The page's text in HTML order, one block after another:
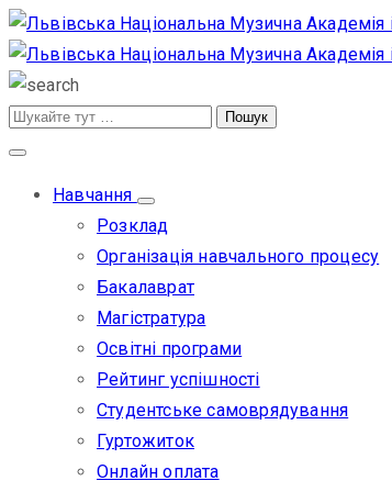
Навчання
Розклад
Організація навчального процесу
Бакалаврат
Магістратура
Освітні програми
Рейтинг успішності
Студентське самоврядування
Гуртожиток
Онлайн оплата